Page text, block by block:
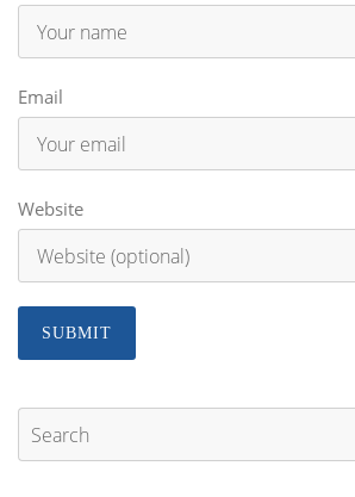
Email
Website